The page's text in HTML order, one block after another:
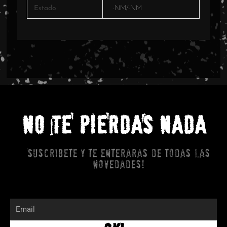
Estado -NM/-NM
NO TE PIERDAS NADA
Suscribete y te enteraras de todas las
novedades!